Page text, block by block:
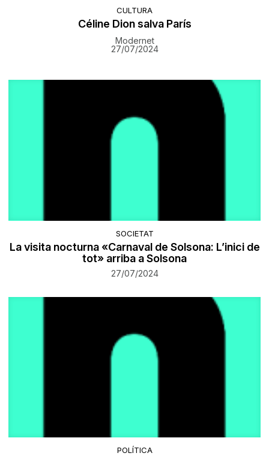
CULTURA
Céline Dion salva París
Modernet
27/07/2024
SOCIETAT
La visita nocturna «Carnaval de Solsona: L’inici de
tot» arriba a Solsona
27/07/2024
POLÍTICA